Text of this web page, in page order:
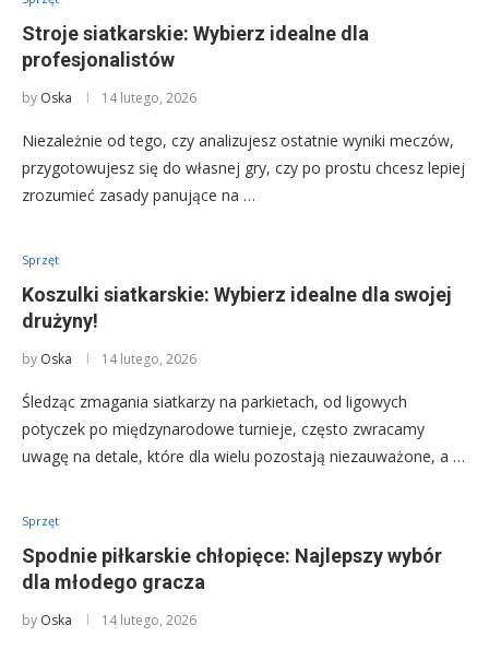
Stroje siatkarskie: Wybierz idealne dla
profesjonalistów
by Oska 14 lutego, 2026
Niezależnie od tego, czy analizujesz ostatnie wyniki meczów,
przygotowujesz się do własnej gry, czy po prostu chcesz lepiej
zrozumieć zasady panujące na …
Sprzęt
Koszulki siatkarskie: Wybierz idealne dla swojej
drużyny!
by Oska 14 lutego, 2026
Śledząc zmagania siatkarzy na parkietach, od ligowych
potyczek po międzynarodowe turnieje, często zwracamy
uwagę na detale, które dla wielu pozostają niezauważone, a …
Sprzęt
Spodnie piłkarskie chłopięce: Najlepszy wybór
dla młodego gracza
by Oska 14 lutego, 2026